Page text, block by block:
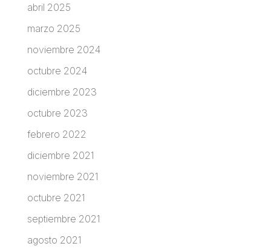
abril 2025
marzo 2025
noviembre 2024
octubre 2024
diciembre 2023
octubre 2023
febrero 2022
diciembre 2021
noviembre 2021
octubre 2021
septiembre 2021
agosto 2021